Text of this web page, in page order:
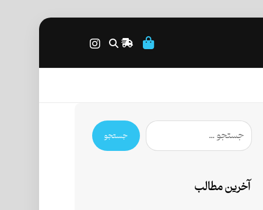
جستجو
آخرین مطالب